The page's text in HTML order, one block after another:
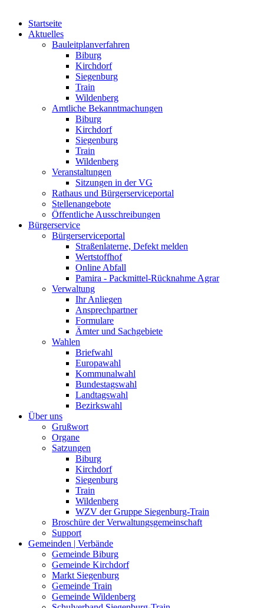
Startseite
Aktuelles
Bauleitplanverfahren
Biburg
Kirchdorf
Siegenburg
Train
Wildenberg
Amtliche Bekanntmachungen
Biburg
Kirchdorf
Siegenburg
Train
Wildenberg
Veranstaltungen
Sitzungen in der VG
Rathaus und Bürgerserviceportal
Stellenangebote
Öffentliche Ausschreibungen
Bürgerservice
Bürgerserviceportal
Straßenlaterne, Defekt melden
Wertstoffhof
Online Abfall
Pamira - Packmittel-Rücknahme Agrar
Verwaltung
Ihr Anliegen
Ansprechpartner
Formulare
Ämter und Sachgebiete
Wahlen
Briefwahl
Europawahl
Kommunalwahl
Bundestagswahl
Landtagswahl
Bezirkswahl
Über uns
Grußwort
Organe
Satzungen
Biburg
Kirchdorf
Siegenburg
Train
Wildenberg
WZV der Gruppe Siegenburg-Train
Broschüre der Verwaltungsgemeinschaft
Support
Gemeinden | Verbände
Gemeinde Biburg
Gemeinde Kirchdorf
Markt Siegenburg
Gemeinde Train
Gemeinde Wildenberg